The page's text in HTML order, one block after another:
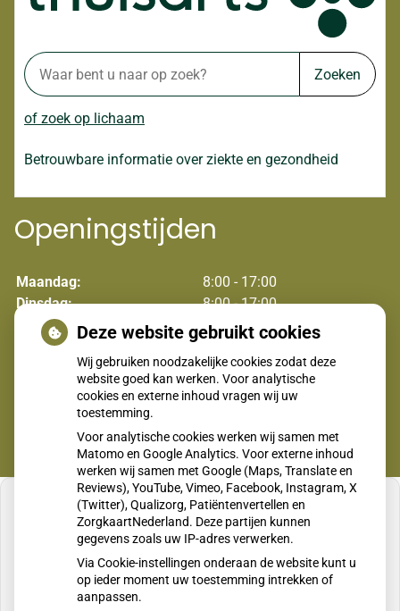
Zoeken
of zoek op lichaam
Betrouwbare informatie over ziekte en gezondheid
Openingstijden
Maandag:
8:00 - 17:00
Dinsdag:
8:00 - 17:00
Woensdag:
8:00 - 17:00
Donderdag:
8:00 - 17:00
U heeft geen toestemming gegeven voor
externe inhoud die nodig is om dit te zien.
Cookie-instellingen wijzigen
Deze website gebruikt cookies
Wij gebruiken noodzakelijke cookies zodat deze
website goed kan werken. Voor analytische
cookies en externe inhoud vragen wij uw
toestemming.
Voor analytische cookies werken wij samen met
Matomo en Google Analytics. Voor externe inhoud
werken wij samen met Google (Maps, Translate en
Reviews), YouTube, Vimeo, Facebook, Instagram, X
(Twitter), Qualizorg, Patiëntenvertellen en
ZorgkaartNederland. Deze partijen kunnen
gegevens zoals uw IP-adres verwerken.
Via Cookie-instellingen onderaan de website kunt u
op ieder moment uw toestemming intrekken of
aanpassen.